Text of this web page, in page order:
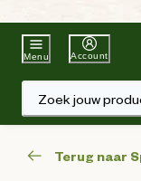
Menu Account
Zoek jouw
Terug naar